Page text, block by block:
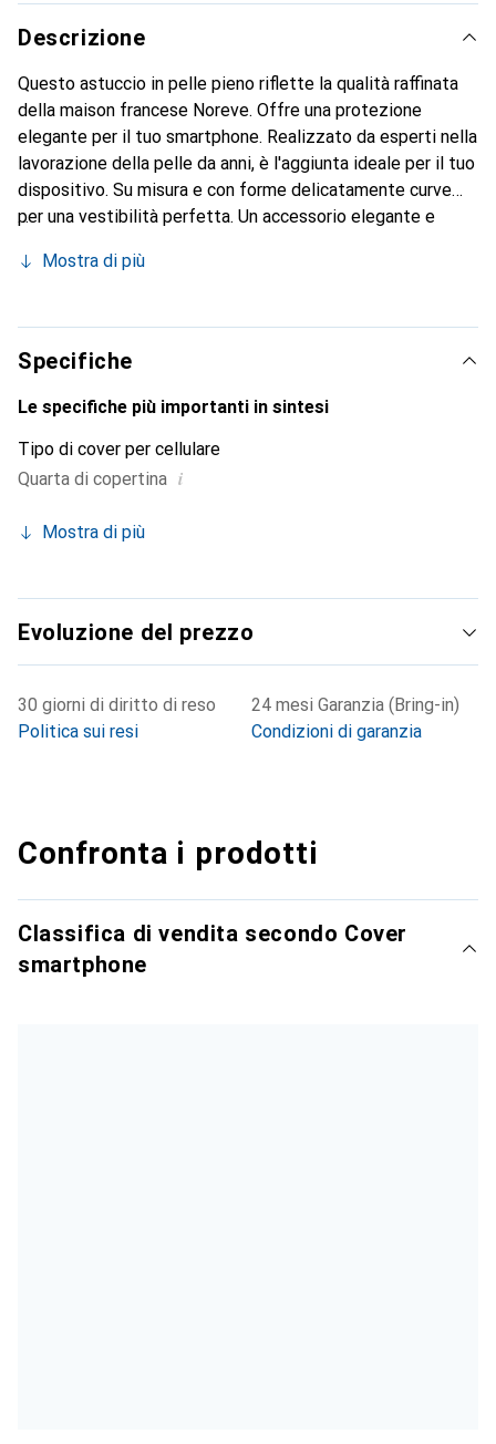
Descrizione
Questo astuccio in pelle pieno riflette la qualità raffinata
della maison francese Noreve. Offre una protezione
elegante per il tuo smartphone. Realizzato da esperti nella
lavorazione della pelle da anni, è l'aggiunta ideale per il tuo
dispositivo. Su misura e con forme delicatamente curve
per una vestibilità perfetta. Un accessorio elegante e
Noreve è conosciuto a livello internazionale per i suoi
cliente esigente.
Mostra di più
Specifiche
Le specifiche più importanti in sintesi
Tipo di cover per cellulare
Quarta di copertina i
Mostra di più
Evoluzione del prezzo
30 giorni di diritto di reso
Politica sui resi
24 mesi Garanzia (Bring-in)
Condizioni di garanzia
Confronta i prodotti
Classifica di vendita secondo Cover
smartphone